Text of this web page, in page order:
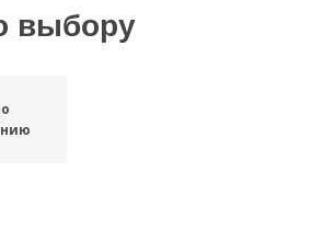
выбору